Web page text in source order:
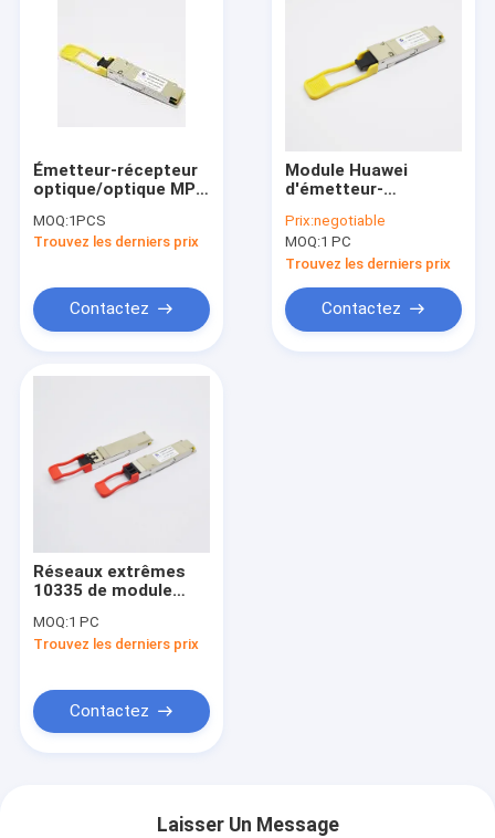
Émetteur-récepteur
optique/optique MPO
850nm DOM Generic
MOQ:1PCS
Trouvez les derniers prix
Contactez
Module Huawei
d'émetteur-
850nm 40GBASE-SR4
QSFP+ compatible
Prix:negotiable
MOQ:1 PC
Trouvez les derniers prix
Contactez
Réseaux extrêmes
10335 de module
récepteur de SMF
ER4 40G QSFP+
MOQ:1 PC
Trouvez les derniers prix
Contactez
Laisser Un Message